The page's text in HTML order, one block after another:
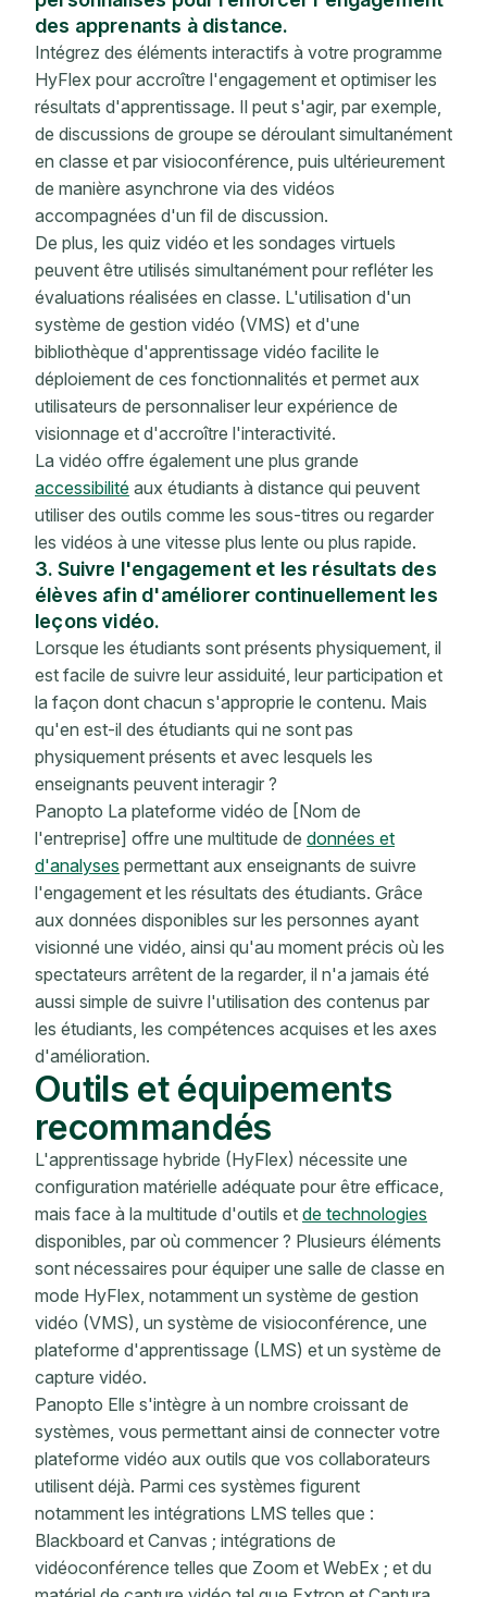
des apprenants à distance.
Intégrez des éléments interactifs à votre programme
HyFlex pour accroître l'engagement et optimiser les
résultats d'apprentissage. Il peut s'agir, par exemple,
de discussions de groupe se déroulant simultanément
en classe et par visioconférence, puis ultérieurement
de manière asynchrone via des vidéos
accompagnées d'un fil de discussion.
De plus, les quiz vidéo et les sondages virtuels
peuvent être utilisés simultanément pour refléter les
évaluations réalisées en classe. L'utilisation d'un
système de gestion vidéo (VMS) et d'une
bibliothèque d'apprentissage vidéo facilite le
déploiement de ces fonctionnalités et permet aux
utilisateurs de personnaliser leur expérience de
visionnage et d'accroître l'interactivité.
La vidéo offre également une plus grande
accessibilité aux étudiants à distance qui peuvent
utiliser des outils comme les sous-titres ou regarder
les vidéos à une vitesse plus lente ou plus rapide.
3. Suivre l'engagement et les résultats des
élèves afin d'améliorer continuellement les
leçons vidéo.
Lorsque les étudiants sont présents physiquement, il
est facile de suivre leur assiduité, leur participation et
la façon dont chacun s'approprie le contenu. Mais
qu'en est-il des étudiants qui ne sont pas
physiquement présents et avec lesquels les
enseignants peuvent interagir ?
Panopto La plateforme vidéo de [Nom de
l'entreprise] offre une multitude de données et
d'analyses permettant aux enseignants de suivre
l'engagement et les résultats des étudiants. Grâce
aux données disponibles sur les personnes ayant
visionné une vidéo, ainsi qu'au moment précis où les
spectateurs arrêtent de la regarder, il n'a jamais été
aussi simple de suivre l'utilisation des contenus par
les étudiants, les compétences acquises et les axes
d'amélioration.
Outils et équipements
recommandés
L'apprentissage hybride (HyFlex) nécessite une
configuration matérielle adéquate pour être efficace,
mais face à la multitude d'outils et de technologies
disponibles, par où commencer ? Plusieurs éléments
sont nécessaires pour équiper une salle de classe en
mode HyFlex, notamment un système de gestion
vidéo (VMS), un système de visioconférence, une
plateforme d'apprentissage (LMS) et un système de
capture vidéo.
Panopto Elle s'intègre à un nombre croissant de
systèmes, vous permettant ainsi de connecter votre
plateforme vidéo aux outils que vos collaborateurs
utilisent déjà. Parmi ces systèmes figurent
notamment les intégrations LMS telles que :
Blackboard et Canvas ; intégrations de
vidéoconférence telles que Zoom et WebEx ; et du